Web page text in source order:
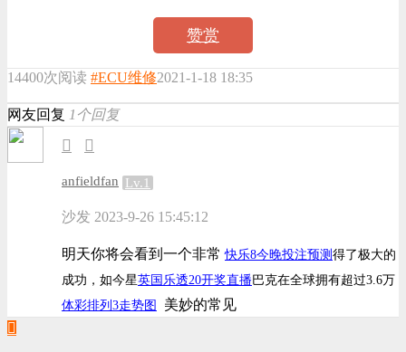
赞赏
14400次阅读 #ECU维修2021-1-18 18:35
网友回复 1个回复
anfieldfan Lv.1
沙发 2023-9-26 15:45:12
明天你将会看到一个非常快乐8今晚投注预测 得了极大的
成功，如今星英国乐透20开奖直播巴克在全球拥有超过3.6万
体彩排列 3走势图 美妙的常见